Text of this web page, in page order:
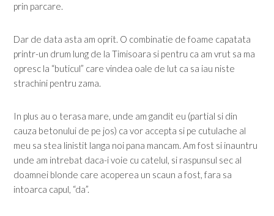
prin parcare.
Dar de data asta am oprit. O combinatie de foame capatata
printr-un drum lung de la Timisoara si pentru ca am vrut sa ma
opresc la “buticul” care vindea oale de lut ca sa iau niste
strachini pentru zama.
In plus au o terasa mare, unde am gandit eu (partial si din
cauza betonului de pe jos) ca vor accepta si pe cutulache al
meu sa stea linistit langa noi pana mancam. Am fost si inauntru
unde am intrebat daca-i voie cu catelul, si raspunsul sec al
doamnei blonde care acoperea un scaun a fost, fara sa
intoarca capul, “da”.